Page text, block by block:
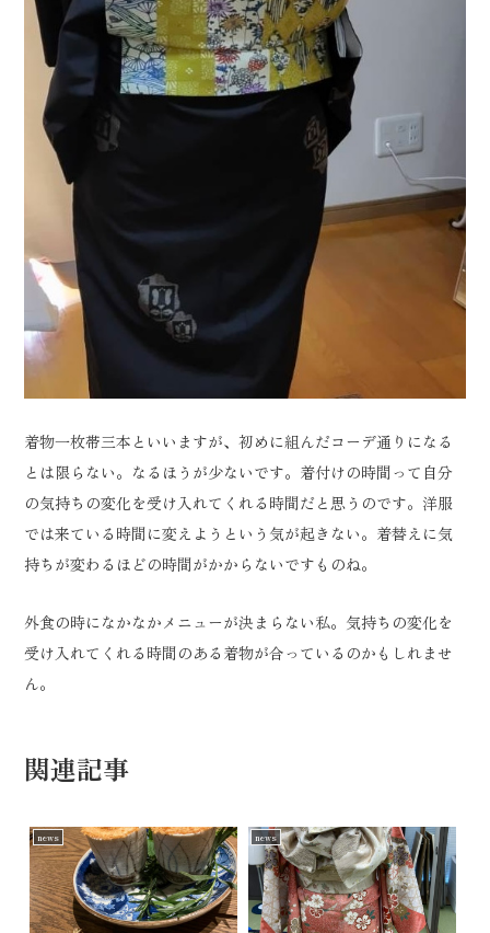
着物一枚帯三本といいますが、初めに組んだコーデ通りになる
とは限らない。なるほうが少ないです。着付けの時間って自分
の気持ちの変化を受け入れてくれる時間だと思うのです。洋服
では来ている時間に変えようという気が起きない。着替えに気
持ちが変わるほどの時間がかからないですものね。
外食の時になかなかメニューが決まらない私。気持ちの変化を
受け入れてくれる時間のある着物が合っているのかもしれませ
ん。
関連記事
news news